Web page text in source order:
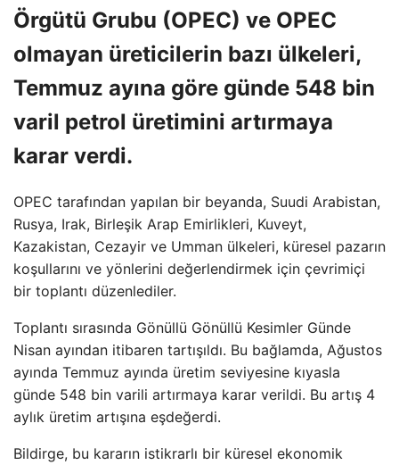
Örgütü Grubu (OPEC) ve OPEC
olmayan üreticilerin bazı ülkeleri,
Temmuz ayına göre günde 548 bin
varil petrol üretimini artırmaya
karar verdi.
OPEC tarafından yapılan bir beyanda, Suudi Arabistan,
Rusya, Irak, Birleşik Arap Emirlikleri, Kuveyt,
Kazakistan, Cezayir ve Umman ülkeleri, küresel pazarın
koşullarını ve yönlerini değerlendirmek için çevrimiçi
bir toplantı düzenlediler.
Toplantı sırasında Gönüllü Gönüllü Kesimler Günde
Nisan ayından itibaren tartışıldı. Bu bağlamda, Ağustos
ayında Temmuz ayında üretim seviyesine kıyasla
günde 548 bin varili artırmaya karar verildi. Bu artış 4
aylık üretim artışına eşdeğerdi.
Bildirge, bu kararın istikrarlı bir küresel ekonomik